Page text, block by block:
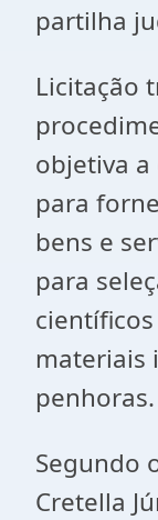
partilha
Licitação
objetiva
para
bens e
para
materiais
penhoras.
Segundo
Cretella